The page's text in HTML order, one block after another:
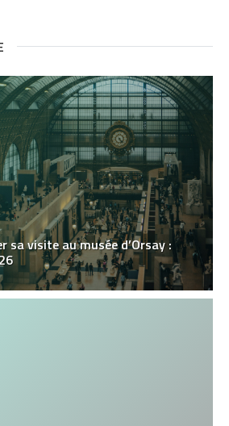
sa visite au musée d’Orsay :